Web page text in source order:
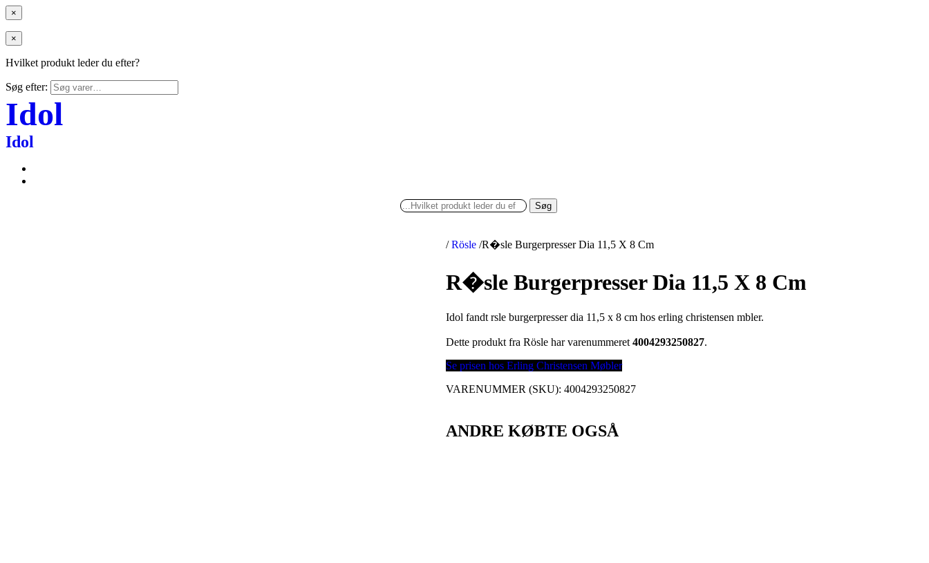
×
×
Hvilket produkt leder du efter?
Søg efter:
Idol
Idol
Søg
/ Rösle /R�sle Burgerpresser Dia 11,5 X 8 Cm
R�sle Burgerpresser Dia 11,5 X 8 Cm
Idol fandt rsle burgerpresser dia 11,5 x 8 cm hos erling christensen mbler.
Dette produkt fra Rösle har varenummeret4004293250827.
Se prisen hos Erling Christensen Møbler
VARENUMMER (SKU):4004293250827
ANDRE KØBTE OGSÅ